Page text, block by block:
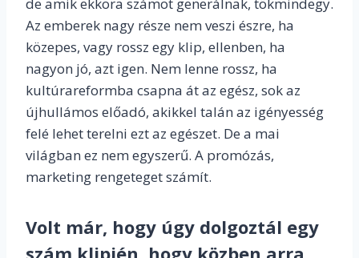
de amik ekkora számot generálnak, tökmindegy.
Az emberek nagy része nem veszi észre, ha
közepes, vagy rossz egy klip, ellenben, ha
nagyon jó, azt igen. Nem lenne rossz, ha
kultúrareformba csapna át az egész, sok az
újhullámos előadó, akikkel talán az igényesség
felé lehet terelni ezt az egészet. De a mai
világban ez nem egyszerű. A promózás,
marketing rengeteget számít.
Volt már, hogy úgy dolgoztál egy